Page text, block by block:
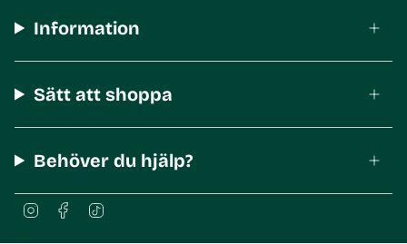
Information
Sätt att shoppa
Behöver du hjälp?